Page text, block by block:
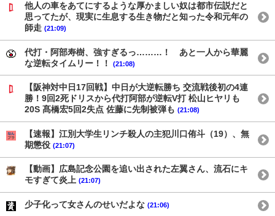
他人の車をあてにするような厚かましい奴は都市伝説だと
思ってたが、現実に生息する生き物だと知った令和元年の
師走 (21:09)
代打・阿部寿樹、強すぎるっ………！ あと一人から華麗
な逆転タイムリー！！
(21:08)
【阪神対中日17回戦】中日が大逆転勝ち 交流戦後初の4連
勝！9回2死ドリスから代打阿部が逆転V打 松山ヒヤリも
20S 髙橋宏5回2失点 佐藤に先制被弾も (21:08)
【速報】江別大学生リンチ殺人の主犯川口侑斗（19）、無
期懲役 (21:07)
【動画】広島記念公園を追い出された左翼さん、流石にキ
モすぎて炎上 (21:07)
少子化って女さんのせいだよな (21:06)